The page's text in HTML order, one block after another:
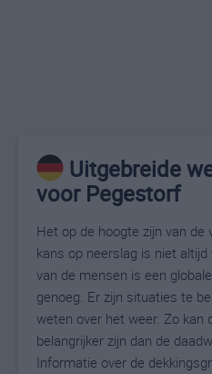
Uitgebreide
voor Pegestorf
Het op de hoogte zijn van
kans op neerslag is niet
van de mensen is een
genoeg. Er zijn situaties te
weten over het weer. Zo kan
belangrijker zijn dan de
Informatie over de